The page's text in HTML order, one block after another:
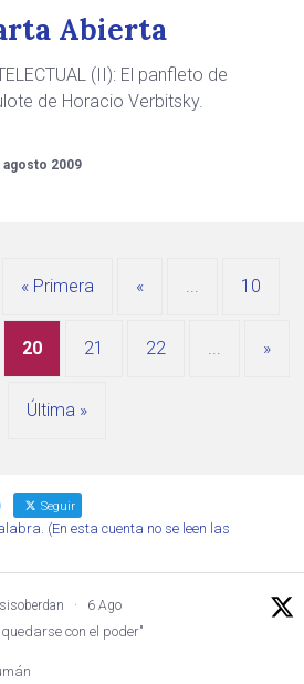
Abierta
(II): El panfleto de
de Horacio Verbitsky.
agosto 2009
« Primera « ... 10
20 21 22 ... »
Última »
Seguir
(En esta cuenta no se leen las
· 6 Ago
con el poder"